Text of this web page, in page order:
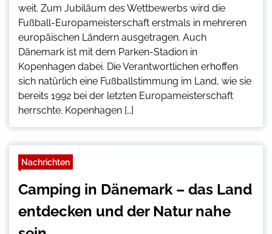
weit. Zum Jubiläum des Wettbewerbs wird die
Fußball-Europameisterschaft erstmals in mehreren
europäischen Ländern ausgetragen. Auch
Dänemark ist mit dem Parken-Stadion in
Kopenhagen dabei. Die Verantwortlichen erhoffen
sich natürlich eine Fußballstimmung im Land, wie sie
bereits 1992 bei der letzten Europameisterschaft
herrschte. Kopenhagen […]
Nachrichten
Camping in Dänemark – das Land
entdecken und der Natur nahe